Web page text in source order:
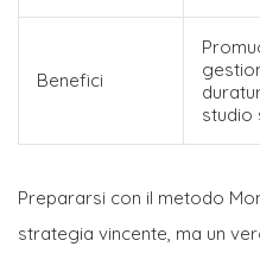
Benefici
studio
Prepararsi con il metodo
strategia vincente, ma un